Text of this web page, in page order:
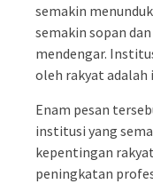
semakin
semakin sopan
mendengar.
oleh rakyat adalah
Enam pesan
institusi yang
kepentingan
peningkatan